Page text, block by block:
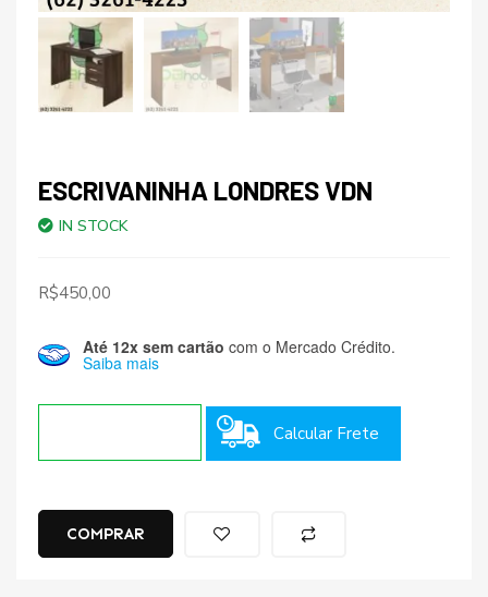
ESCRIVANINHA LONDRES VDN
IN STOCK
R$450,00
Até 12x sem cartão com o Mercado Crédito.
Saiba mais
Calcular Frete
COMPRAR